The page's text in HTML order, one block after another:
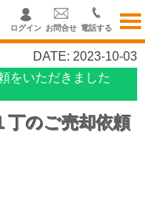
ログイン お問合せ 電話する
DATE: 2023-10-03
をいただきました
丁のご売却依頼